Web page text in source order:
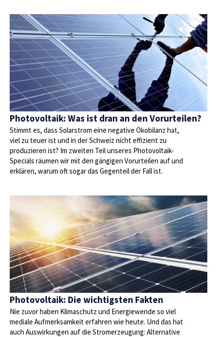
Photovoltaik: Was ist dran an den Vorurteilen?
Stimmt es, dass Solarstrom eine negative Ökobilanz hat,
viel zu teuer ist und in der Schweiz nicht effizient zu
produzieren ist? Im zweiten Teil unseres Photovoltaik-
Specials räumen wir mit den gängigen Vorurteilen auf und
erklären, warum oft sogar das Gegenteil der Fall ist.
Photovoltaik: Die wichtigsten Fakten
Nie zuvor haben Klimaschutz und Energiewende so viel
mediale Aufmerksamkeit erfahren wie heute. Und das hat
auch Auswirkungen auf die Stromerzeugung: Alternative